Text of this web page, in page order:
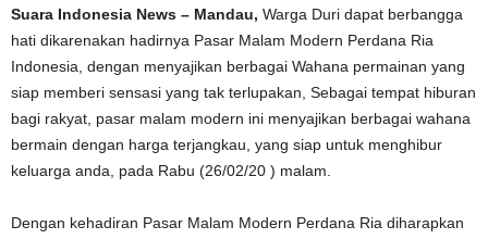
Suara Indonesia News – Mandau, Warga Duri dapat berbangga
hati dikarenakan hadirnya Pasar Malam Modern Perdana Ria
Indonesia, dengan menyajikan berbagai Wahana permainan yang
siap memberi sensasi yang tak terlupakan, Sebagai tempat hiburan
bagi rakyat, pasar malam modern ini menyajikan berbagai wahana
bermain dengan harga terjangkau, yang siap untuk menghibur
keluarga anda, pada Rabu (26/02/20 ) malam.
Dengan kehadiran Pasar Malam Modern Perdana Ria diharapkan